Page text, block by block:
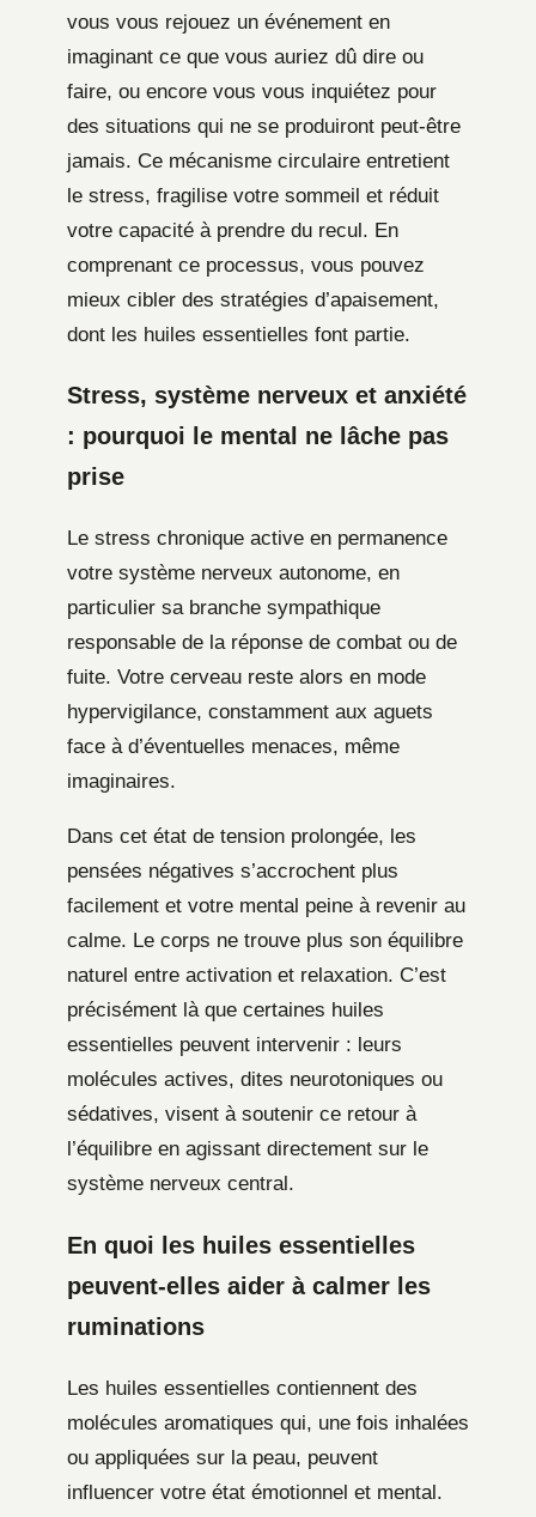
vous vous rejouez un événement en
imaginant ce que vous auriez dû dire ou
faire, ou encore vous vous inquiétez pour
des situations qui ne se produiront peut-être
jamais. Ce mécanisme circulaire entretient
le stress, fragilise votre sommeil et réduit
votre capacité à prendre du recul. En
comprenant ce processus, vous pouvez
mieux cibler des stratégies d’apaisement,
dont les huiles essentielles font partie.
Stress, système nerveux et anxiété
: pourquoi le mental ne lâche pas
prise
Le stress chronique active en permanence
votre système nerveux autonome, en
particulier sa branche sympathique
responsable de la réponse de combat ou de
fuite. Votre cerveau reste alors en mode
hypervigilance, constamment aux aguets
face à d’éventuelles menaces, même
imaginaires.
Dans cet état de tension prolongée, les
pensées négatives s’accrochent plus
facilement et votre mental peine à revenir au
calme. Le corps ne trouve plus son équilibre
naturel entre activation et relaxation. C’est
précisément là que certaines huiles
essentielles peuvent intervenir : leurs
molécules actives, dites neurotoniques ou
sédatives, visent à soutenir ce retour à
l’équilibre en agissant directement sur le
système nerveux central.
En quoi les huiles essentielles
peuvent-elles aider à calmer les
ruminations
Les huiles essentielles contiennent des
molécules aromatiques qui, une fois inhalées
ou appliquées sur la peau, peuvent
influencer votre état émotionnel et mental.